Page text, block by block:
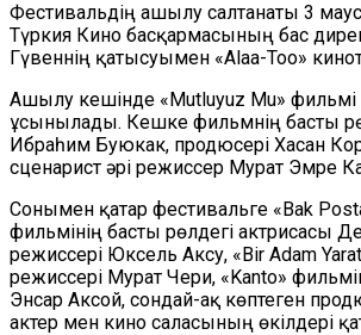
Фестивальдің ашылу салтанаты 3
Түркия Кино басқармасының бас
Гүвеннің қатысуымен «Alaa-Too»
Ашылу кешінде «Mutluyuz Mu»
ұсынылады. Кешке фильмнің басты
Ибраһим Буюкак, продюсері Хасан
сценарист әрі режиссер Mурат Эмре
Сонымен қатар фестивальге «Bak
фильмінің басты рөлдегі актрисасы
режиссері Юксель Аксу, «Bir Adam
режиссері Мурат Чери, «Kanto»
Энсар Аксой, сондай-ақ көптеген
актер мен кино саласының өкілдері